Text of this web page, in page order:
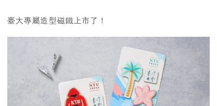
臺大專屬造型磁鐵上市了！